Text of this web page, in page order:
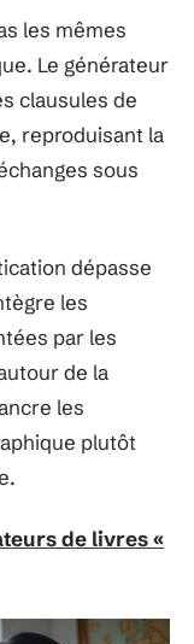
les mêmes
Le générateur
clausules de
reproduisant la
sous
dépasse
les
par les
de la
les
plutôt
de livres «